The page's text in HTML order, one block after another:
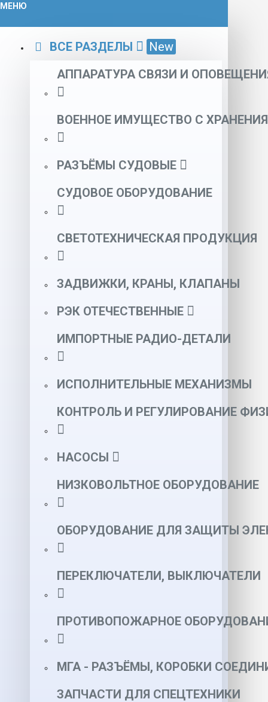
МЕНЮ
ВСЕ РАЗДЕЛЫ
New
АППАРАТУРА СВЯЗИ И
ВОЕННОЕ ИМУЩЕСТВО С ХРАНЕНИЯ
РАЗЪЁМЫ СУДОВЫЕ
СУДОВОЕ ОБОРУДОВАНИЕ
СВЕТОТЕХНИЧЕСКАЯ ПРОДУКЦИЯ
ЗАДВИЖКИ, КРАНЫ, КЛАПАНЫ
РЭК ОТЕЧЕСТВЕННЫЕ
ИМПОРТНЫЕ РАДИО-ДЕТАЛИ
ИСПОЛНИТЕЛЬНЫЕ МЕХАНИЗМЫ
КОНТРОЛЬ И РЕГУЛИРОВАНИЕ
НАСОСЫ
НИЗКОВОЛЬТНОЕ ОБОРУДОВАНИЕ
ОБОРУДОВАНИЕ ДЛЯ ЗАЩИТЫ
ПЕРЕКЛЮЧАТЕЛИ, ВЫКЛЮЧАТЕЛИ
ПРОТИВОПОЖАРНОЕ
МГА - РАЗЪЁМЫ, КОРОБКИ
ЗАПЧАСТИ ДЛЯ СПЕЦТЕХНИКИ